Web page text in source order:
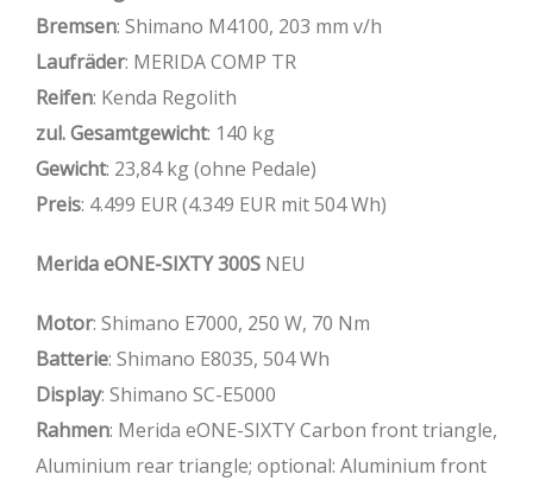
Bremsen: Shimano M4100, 203 mm v/h
Laufräder: MERIDA COMP TR
Reifen: Kenda Regolith
zul. Gesamtgewicht: 140 kg
Gewicht: 23,84 kg (ohne Pedale)
Preis: 4.499 EUR (4.349 EUR mit 504 Wh)
Merida eONE-SIXTY 300S NEU
Motor: Shimano E7000, 250 W, 70 Nm
Batterie: Shimano E8035, 504 Wh
Display: Shimano SC-E5000
Rahmen: Merida eONE-SIXTY Carbon front triangle,
Aluminium rear triangle; optional: Aluminium front